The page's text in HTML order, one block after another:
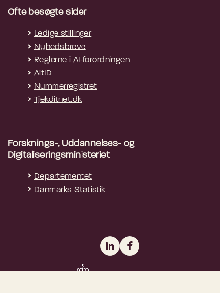
Ofte besøgte sider
Ledige stillinger
Nyhedsbreve
Reglerne i AI-forordningen
AltID
Nummerregistret
Tjekditnet.dk
Forsknings-, Uddannelses- og
Digitaliseringsministeriet
Departementet
Danmarks Statistik
LinkedInFacebook